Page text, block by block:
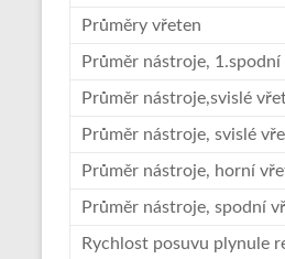
Průměry vřeten
Průměr nástroje,
Průměr nástroje,svislé
Průměr nástroje, svislé
Průměr nástroje, horní
Průměr nástroje, spodní
Rychlost posuvu plynule